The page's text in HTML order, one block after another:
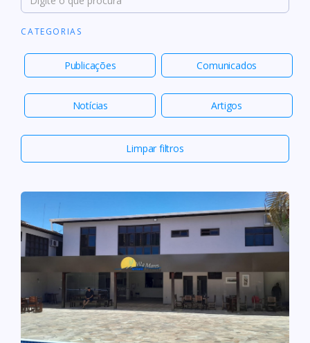
CATEGORIAS
Publicações Comunicados
Notícias Artigos
Limpar filtros